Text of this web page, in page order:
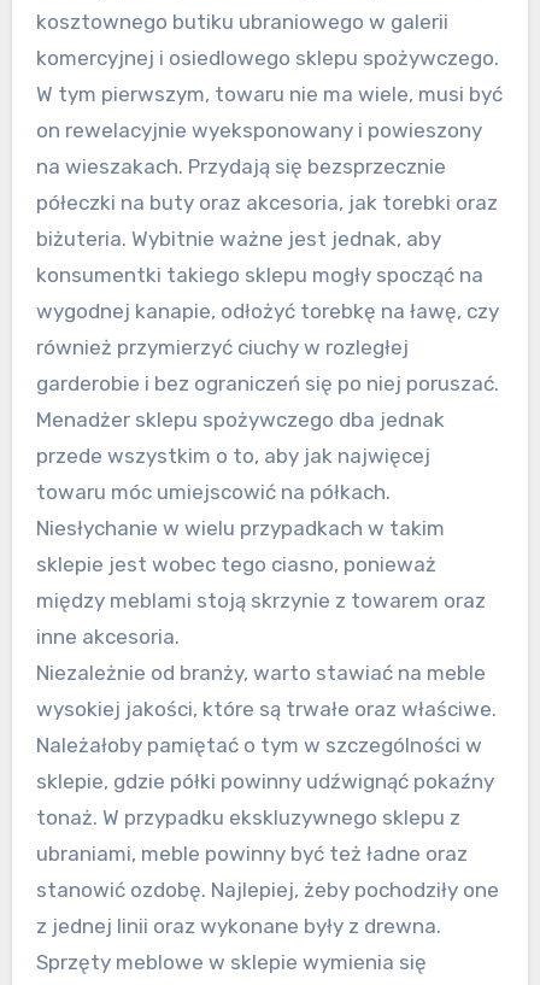
kosztownego butiku ubraniowego w galerii
komercyjnej i osiedlowego sklepu spożywczego.
W tym pierwszym, towaru nie ma wiele, musi być
on rewelacyjnie wyeksponowany i powieszony
na wieszakach. Przydają się bezsprzecznie
półeczki na buty oraz akcesoria, jak torebki oraz
biżuteria. Wybitnie ważne jest jednak, aby
konsumentki takiego sklepu mogły spocząć na
wygodnej kanapie, odłożyć torebkę na ławę, czy
również przymierzyć ciuchy w rozległej
garderobie i bez ograniczeń się po niej poruszać.
Menadżer sklepu spożywczego dba jednak
przede wszystkim o to, aby jak najwięcej
towaru móc umiejscowić na półkach.
Niesłychanie w wielu przypadkach w takim
sklepie jest wobec tego ciasno, ponieważ
między meblami stoją skrzynie z towarem oraz
inne akcesoria.
Niezależnie od branży, warto stawiać na meble
wysokiej jakości, które są trwałe oraz właściwe.
Należałoby pamiętać o tym w szczególności w
sklepie, gdzie półki powinny udźwignąć pokaźny
tonaż. W przypadku ekskluzywnego sklepu z
ubraniami, meble powinny być też ładne oraz
stanowić ozdobę. Najlepiej, żeby pochodziły one
z jednej linii oraz wykonane były z drewna.
Sprzęty meblowe w sklepie wymienia się